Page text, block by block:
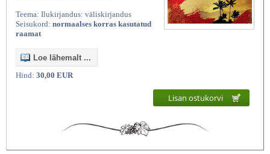
Teema: Ilukirjandus: väliskirjandus
Seisukord: normaalses korras kasutatud
raamat
Loe lähemalt ...
Hind: 30,00 EUR
Lisan ostukorvi